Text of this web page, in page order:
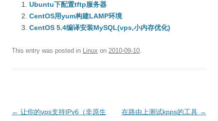
Ubuntu下配置tftp服务器
CentOS用yum构建LAMP环境
CentOS 5.4编译安装MySQL(vps,小内存优化)
This entry was posted in Linux on 2010-09-10.
Post
← 让你的vps支持IPv6（非原生
在路由上测试kpps的工具 →